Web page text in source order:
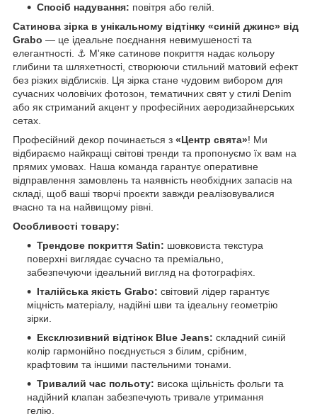
Спосіб надування: повітря або гелій.
Сатинова зірка в унікальному відтінку «синій джинс» від
Grabo — це ідеальне поєднання невимушеності та
елегантності. ⚓️ М'яке сатинове покриття надає кольору
глибини та шляхетності, створюючи стильний матовий ефект
без різких відблисків. Ця зірка стане чудовим вибором для
сучасних чоловічих фотозон, тематичних свят у стилі Denim
або як стриманий акцент у професійних аеродизайнерських
сетах.
Професійний декор починається з «Центр свята»! Ми
відбираємо найкращі світові тренди та пропонуємо їх вам на
прямих умовах. Наша команда гарантує оперативне
відправлення замовлень та наявність необхідних запасів на
складі, щоб ваші творчі проєкти завжди реалізовувалися
вчасно та на найвищому рівні.
Особливості товару:
Трендове покриття Satin: шовковиста текстура
поверхні виглядає сучасно та преміально,
забезпечуючи ідеальний вигляд на фотографіях.
Італійська якість Grabo: світовий лідер гарантує
міцність матеріалу, надійні шви та ідеальну геометрію
зірки.
Ексклюзивний відтінок Blue Jeans: складний синій
колір гармонійно поєднується з білим, срібним,
крафтовим та іншими пастельними тонами.
Тривалий час польоту: висока щільність фольги та
надійний клапан забезпечують тривале утримання
гелію.